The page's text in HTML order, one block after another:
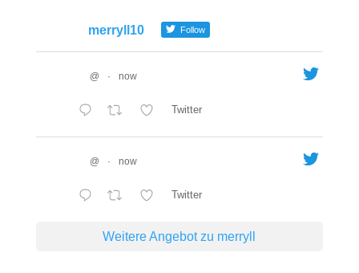
merryll10 Follow
@ · now
Twitter
@ · now
Twitter
Weitere Angebot zu merryll